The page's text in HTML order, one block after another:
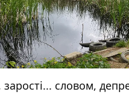
зарості... словом,